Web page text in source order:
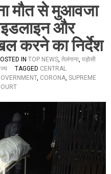
मौत से मुआवजा
और
करने का निर्देश
IN TOP NEWS, तेलंगाना, पड़ोसी
TAGGED CENTRAL
, CORONA, SUPREME